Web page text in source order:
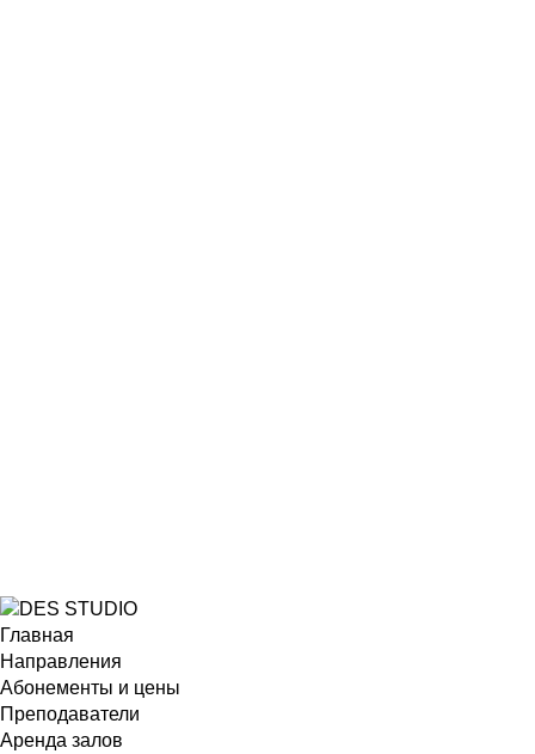
Главная
Направления
Абонементы и цены
Преподаватели
Аренда залов